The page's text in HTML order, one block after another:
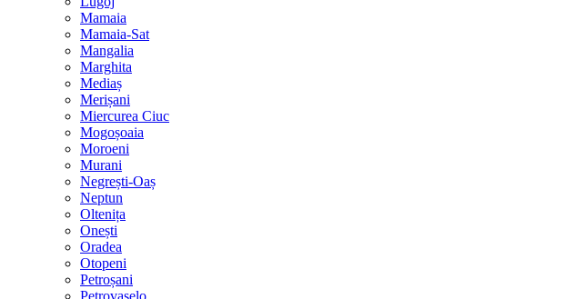
Mamaia
Mamaia-Sat
Mangalia
Marghita
Mediaș
Merișani
Miercurea Ciuc
Mogoșoaia
Moroeni
Murani
Negrești-Oaș
Neptun
Oltenița
Onești
Oradea
Otopeni
Petroșani
Petrovaselo